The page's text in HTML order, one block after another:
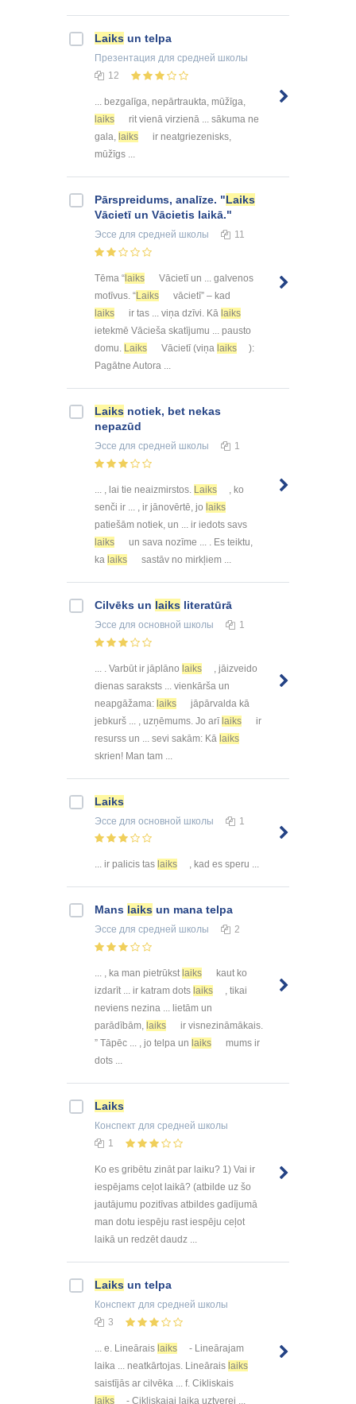
Laiks un telpa
Презентация для средней школы
12
... bezgalīga, nepārtraukta, mūžīga,
laiks
rit vienā virzienā ... sākuma ne
gala, laiks
ir neatgriezenisks,
mūžīgs ...
Pārspreidums, analīze. "Laiks
Vācietī un Vācietis laikā."
Эссе для средней школы 11
Tēma “ laiks
Vācietī un ... galvenos
motīvus. “Laiks
vācietī” – kad
laiks
ir tas ... viņa dzīvi. Kā laiks
ietekmē Vācieša skatījumu ... pausto
domu. Laiks Vācietī (viņa laiks
):
Pagātne Autora ...
Laiks notiek, bet nekas
nepazūd
Эссе для средней школы 1
... , lai tie neaizmirstos. Laiks
, ko
senči ir ... , ir jānovērtē, jo laiks
patiešām notiek, un ... ir iedots savs
laiks
un sava nozīme ... . Es teiktu,
ka laiks sastāv no mirkļiem ...
Cilvēks un laiks literatūrā
Эссе для основной школы 1
... . Varbūt ir jāplāno laiks
, jāizveido
dienas saraksts ... vienkārša un
neapgāžama: laiks
jāpārvalda kā
jebkurš ... , uzņēmums. Jo arīlaiks
ir
resurss un ... sevi sakām: Kā laiks
skrien! Man tam ...
Laiks
Эссе для основной школы 1
... ir palicis tas laiks , kad es speru ...
Mans laiks un mana telpa
Эссе для средней школы 2
... , ka man pietrūkst laiks
kaut ko
izdarīt ... ir katram dots laiks
, tikai
neviens nezina ... lietām un
parādībām, laiks
ir visnezināmākais.
” Tāpēc ... , jo telpa un laiks
mums ir
dots ...
Laiks
Конспект для средней школы
1
Ko es gribētu zināt par laiku? 1) Vai ir
iespējams ceļot laikā? (atbilde uz šo
jautājumu pozitīvas atbildes gadījumā
man dotu iespēju rast iespēju ceļot
laikā un redzēt daudz ...
Laiks un telpa
Конспект для средней школы
3
... e. Lineārais laiks
- Lineārajam
laika ... neatkārtojas. Lineārais laiks
saistījās ar cilvēka ... f. Cikliskais
laiks
- Cikliskajai laika uztverei ...